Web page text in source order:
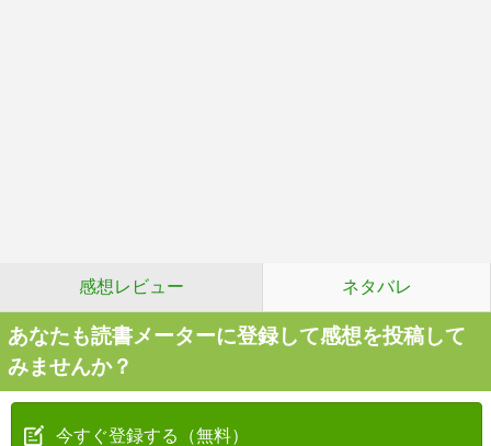
感想レビュー ネタバレ
あなたも読書メーターに登録して感想を投稿して
みませんか？
今すぐ登録する（無料）